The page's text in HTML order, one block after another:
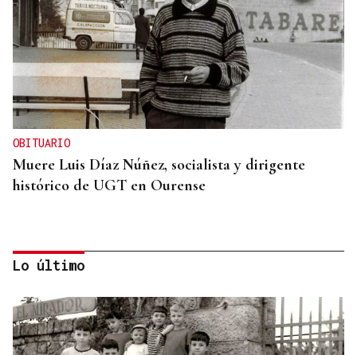
OBITUARIO
Muere Luis Díaz Núñez, socialista y dirigente
histórico de UGT en Ourense
Lo último